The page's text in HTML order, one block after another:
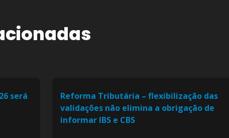
será
Reforma Tributária – flexibilização das
validações não elimina a obrigação de
informar IBS e CBS